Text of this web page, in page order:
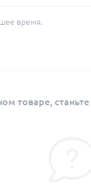
время.
товаре,